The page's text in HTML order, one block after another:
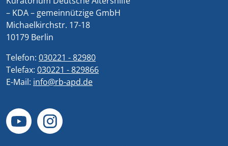
– KDA – gemeinnützige GmbH
Michaelkirchstr. 17-18
10179 Berlin
Telefon: 030221 - 82980
Telefax: 030221 - 829866
E-Mail: info@rb-apd.de